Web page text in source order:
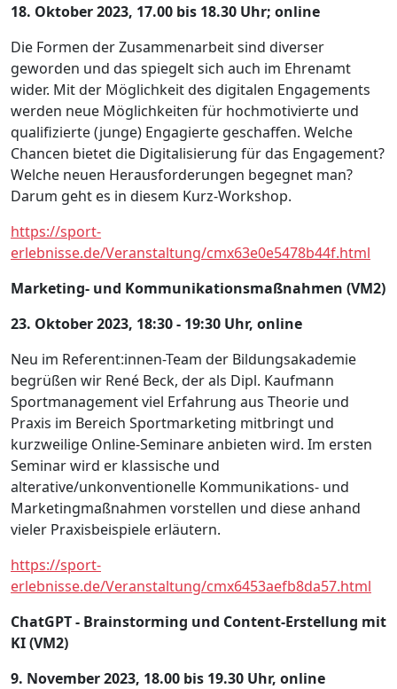
18. Oktober 2023, 17.00 bis 18.30 Uhr; online
Die Formen der Zusammenarbeit sind diverser
geworden und das spiegelt sich auch im Ehrenamt
wider. Mit der Möglichkeit des digitalen Engagements
werden neue Möglichkeiten für hochmotivierte und
qualifizierte (junge) Engagierte geschaffen. Welche
Chancen bietet die Digitalisierung für das Engagement?
Welche neuen Herausforderungen begegnet man?
Darum geht es in diesem Kurz-Workshop.
https://sport-
erlebnisse.de/Veranstaltung/cmx63e0e5478b44f.html
Marketing- und Kommunikationsmaßnahmen (VM2)
23. Oktober 2023, 18:30 - 19:30 Uhr, online
Neu im Referent:innen-Team der Bildungsakademie
begrüßen wir René Beck, der als Dipl. Kaufmann
Sportmanagement viel Erfahrung aus Theorie und
Praxis im Bereich Sportmarketing mitbringt und
kurzweilige Online-Seminare anbieten wird. Im ersten
Seminar wird er klassische und
alterative/unkonventionelle Kommunikations- und
Marketingmaßnahmen vorstellen und diese anhand
vieler Praxisbeispiele erläutern.
https://sport-
erlebnisse.de/Veranstaltung/cmx6453aefb8da57.html
ChatGPT - Brainstorming und Content-Erstellung mit
KI (VM2)
9. November 2023, 18.00 bis 19.30 Uhr, online